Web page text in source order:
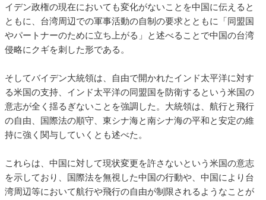
イデン政権の現在においても変化がないことを中国に伝えると
ともに、台湾周辺での軍事活動の自制の要求とともに「同盟国
やパートナーのために立ち上がる」と述べることで中国の台湾
侵略にクギを刺した形である。
そしてバイデン大統領は、自由で開かれたインド太平洋に対す
る米国の支持、インド太平洋の同盟国を防衛するという米国の
意志が全く揺るぎないことを強調した。大統領は、航行と飛行
の自由、国際法の順守、東シナ海と南シナ海の平和と安定の維
持に強く関与していくとも述べた。
これらは、中国に対して現状変更を許さないという米国の意志
を示しており、国際法を無視した中国の行動や、中国により台
湾周辺等において航行や飛行の自由が制限されるようなことが